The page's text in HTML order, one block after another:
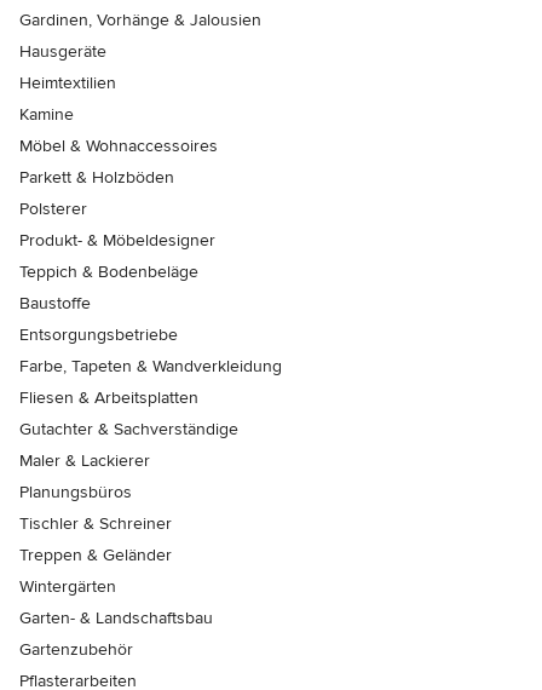
Gardinen, Vorhänge & Jalousien
Hausgeräte
Heimtextilien
Kamine
Möbel & Wohnaccessoires
Parkett & Holzböden
Polsterer
Produkt- & Möbeldesigner
Teppich & Bodenbeläge
Baustoffe
Entsorgungsbetriebe
Farbe, Tapeten & Wandverkleidung
Fliesen & Arbeitsplatten
Gutachter & Sachverständige
Maler & Lackierer
Planungsbüros
Tischler & Schreiner
Treppen & Geländer
Wintergärten
Garten- & Landschaftsbau
Gartenzubehör
Pflasterarbeiten